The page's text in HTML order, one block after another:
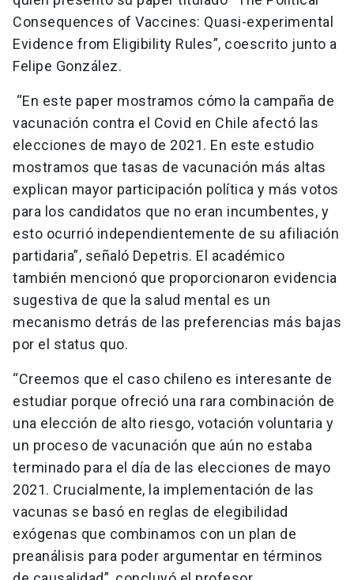
Consequences of Vaccines: Quasi-experimental
Evidence from Eligibility Rules”, coescrito junto a
Felipe González.
“En este paper mostramos cómo la campaña de
vacunación contra el Covid en Chile afectó las
elecciones de mayo de 2021. En este estudio
mostramos que tasas de vacunación más altas
explican mayor participación política y más votos
para los candidatos que no eran incumbentes, y
esto ocurrió independientemente de su afiliación
partidaria”, señaló Depetris. El académico
también mencionó que proporcionaron evidencia
sugestiva de que la salud mental es un
mecanismo detrás de las preferencias más bajas
por el status quo.
“Creemos que el caso chileno es interesante de
estudiar porque ofreció una rara combinación de
una elección de alto riesgo, votación voluntaria y
un proceso de vacunación que aún no estaba
terminado para el día de las elecciones de mayo
2021. Crucialmente, la implementación de las
vacunas se basó en reglas de elegibilidad
exógenas que combinamos con un plan de
preanálisis para poder argumentar en términos